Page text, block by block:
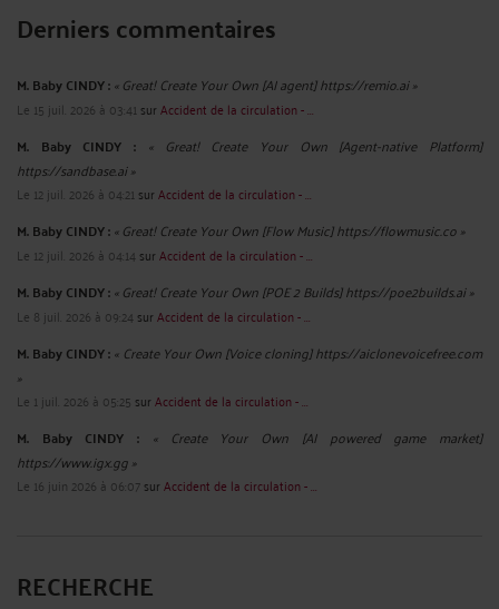
Derniers commentaires
M. Baby CINDY :« Great! Create Your Own [AI agent] https://remio.ai »
Le 15 juil. 2026 à 03:41 surAccident de la circulation - ...
M. Baby CINDY : « Great! Create Your Own [Agent-native Platform]
https://sandbase.ai »
Le 12 juil. 2026 à 04:21 surAccident de la circulation - ...
M. Baby CINDY :« Great! Create Your Own [Flow Music] https://flowmusic.co »
Le 12 juil. 2026 à 04:14 surAccident de la circulation - ...
M. Baby CINDY :« Great! Create Your Own [POE 2 Builds] https://poe2builds.ai »
Le 8 juil. 2026 à 09:24 surAccident de la circulation - ...
M. Baby CINDY :« Create Your Own [Voice cloning] https://aiclonevoicefree.com
»
Le 1 juil. 2026 à 05:25 surAccident de la circulation - ...
M. Baby CINDY :
« Create Your Own [AI powered game market]
https://www.igx.gg »
Le 16 juin 2026 à 06:07surAccident de la circulation - ...
RECHERCHE